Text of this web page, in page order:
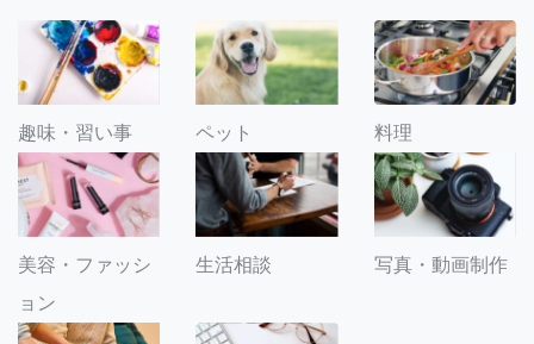
趣味・習い事 ペット 料理
美容・ファッシ
ョン
生活相談 写真・動画制作